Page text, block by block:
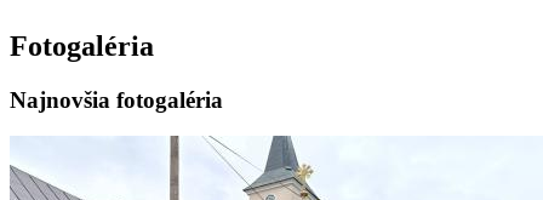
Fotogaléria
Najnovšia fotogaléria